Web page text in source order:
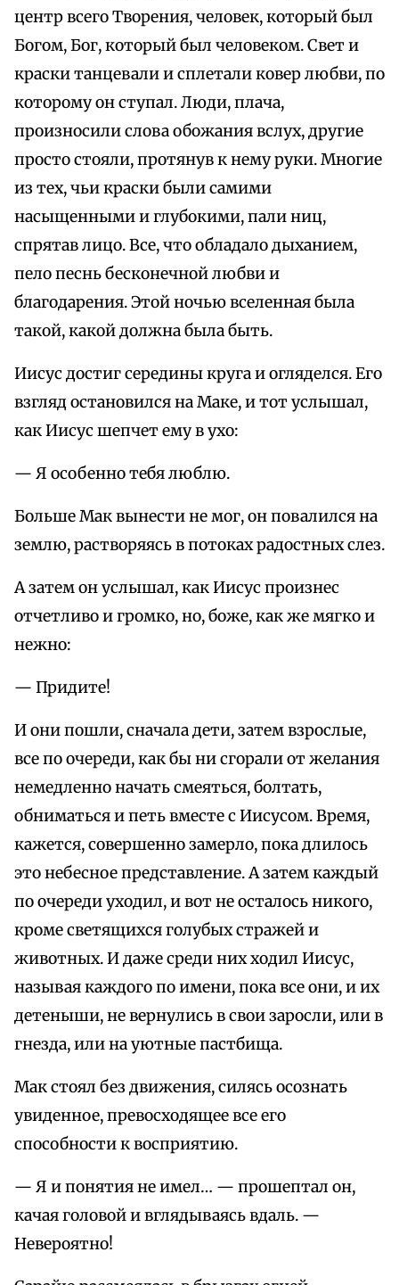
центр всего Творения, человек, который был
Богом, Бог, который был человеком. Свет и
краски танцевали и сплетали ковер любви, по
которому он ступал. Люди, плача,
произносили слова обожания вслух, другие
просто стояли, протянув к нему руки. Многие
из тех, чьи краски были самими
насыщенными и глубокими, пали ниц,
спрятав лицо. Все, что обладало дыханием,
пело песнь бесконечной любви и
благодарения. Этой ночью вселенная была
такой, какой должна была быть.
Иисус достиг середины круга и огляделся. Его
взгляд остановился на Маке, и тот услышал,
как Иисус шепчет ему в ухо:
— Я особенно тебя люблю.
Больше Мак вынести не мог, он повалился на
землю, растворяясь в потоках радостных слез.
А затем он услышал, как Иисус произнес
отчетливо и громко, но, боже, как же мягко и
нежно:
— Придите!
И они пошли, сначала дети, затем взрослые,
все по очереди, как бы ни сгорали от желания
немедленно начать смеяться, болтать,
обниматься и петь вместе с Иисусом. Время,
кажется, совершенно замерло, пока длилось
это небесное представление. А затем каждый
по очереди уходил, и вот не осталось никого,
кроме светящихся голубых стражей и
животных. И даже среди них ходил Иисус,
называя каждого по имени, пока все они, и их
детеныши, не вернулись в свои заросли, или в
гнезда, или на уютные пастбища.
Мак стоял без движения, силясь осознать
увиденное, превосходящее все его
способности к восприятию.
— Я и понятия не имел… — прошептал он,
качая головой и вглядываясь вдаль. —
Невероятно!